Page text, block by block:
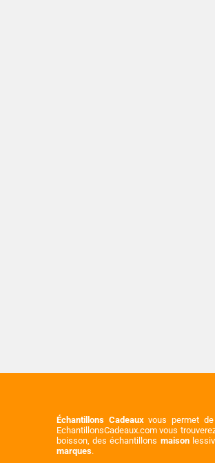
Échantillons Cadeauxvous permet de
EchantillonsCadeaux.com vous
boisson, des échantillons maison
marques.